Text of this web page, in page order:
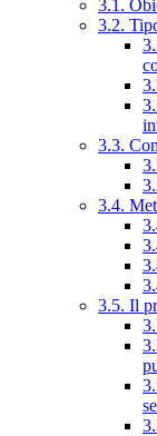
3.1.
3.2.
3.3.
3.4.
3.5. Il